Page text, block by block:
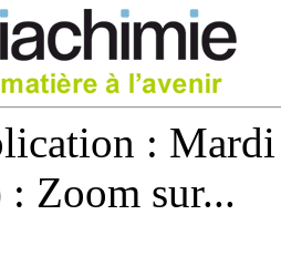
:
: Zoom sur...